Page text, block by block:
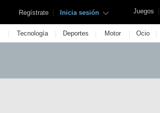
Juegos |
Regístrate | Inicia sesión
| Tecnología | Deportes | Motor | Ocio |